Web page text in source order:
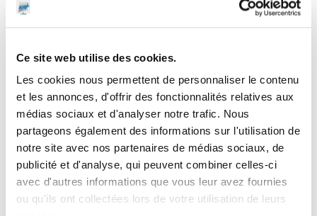
Ce site web utilise des cookies.
Les cookies nous permettent de personnaliser le contenu
et les annonces, d'offrir des fonctionnalités relatives aux
médias sociaux et d'analyser notre trafic. Nous
partageons également des informations sur l'utilisation de
notre site avec nos partenaires de médias sociaux, de
publicité et d'analyse, qui peuvent combiner celles-ci
avec d'autres informations que vous leur avez fournies
ou qu'ils ont collectées lors de votre utilisation de leurs
Flexible de
liaison
enrouleur huile
Poignée de
graissage 1/4″
avec compteur